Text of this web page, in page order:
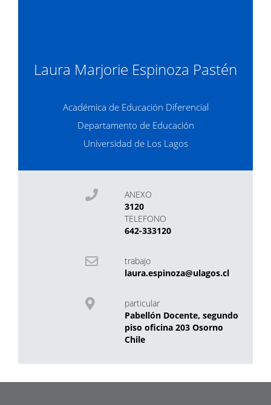
Laura Marjorie Espinoza Pastén
Académica de Educación Diferencial
Departamento de Educación
Universidad de Los Lagos
ANEXO
3120
TELEFONO
642-333120
trabajo
laura.espinoza@ulagos.cl
particular
Pabellón Docente, segundo
piso oficina 203 Osorno
Chile